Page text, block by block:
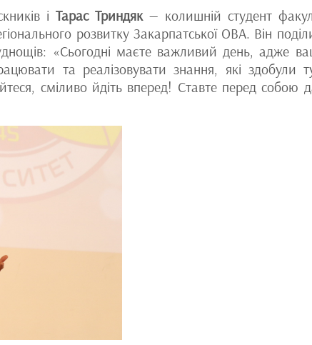
іТарас Триндяк— колишній студент
розвитку Закарпатської ОВА. Він
«Сьогодні маєте важливий день, адже
та реалізовувати знання, які здобули
сміливо йдіть вперед! Ставте перед собою